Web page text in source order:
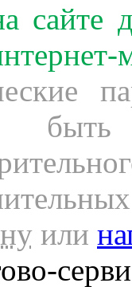
сайте
быть
или